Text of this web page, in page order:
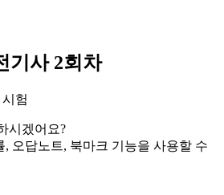
기사 2회차
험
시겠어요?
, 오답노트, 북마크 기능을 사용할 수